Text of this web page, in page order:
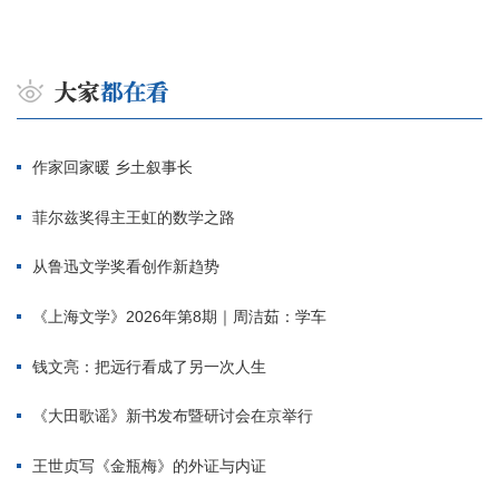
作家回家暖 乡土叙事长
菲尔兹奖得主王虹的数学之路
从鲁迅文学奖看创作新趋势
《上海文学》2026年第8期｜周洁茹：学车
钱文亮：把远行看成了另一次人生
《大田歌谣》新书发布暨研讨会在京举行
王世贞写《金瓶梅》的外证与内证